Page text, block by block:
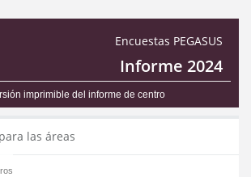
Encuestas PEGASUS
Informe 2024
imprimible del informe de centro
las áreas